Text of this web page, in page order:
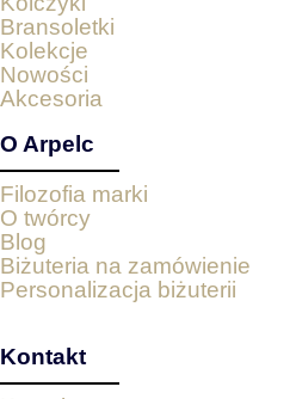
Bransoletki
Kolekcje
Nowości
Akcesoria
O Arpelc
Filozofia marki
O twórcy
Blog
Biżuteria na zamówienie
Personalizacja biżuterii
Kontakt